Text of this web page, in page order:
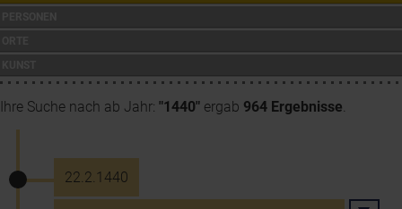
Ihre Suche nach ab Jahr: "1440" ergab 964 Ergebnisse.
22.2.1440